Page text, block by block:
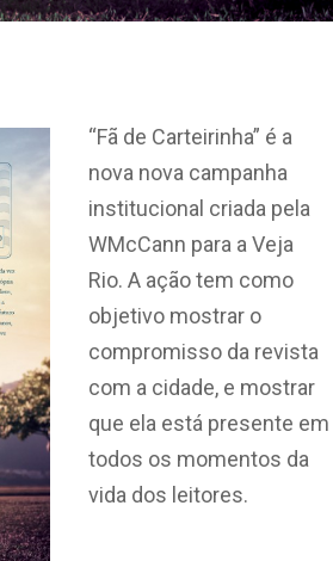
“Fã de Carteirinha” é a
nova nova campanha
institucional criada pela
WMcCann para a Veja
Rio. A ação tem como
objetivo mostrar o
compromisso da revista
com a cidade, e mostrar
que ela está presente em
todos os momentos da
vida dos leitores.